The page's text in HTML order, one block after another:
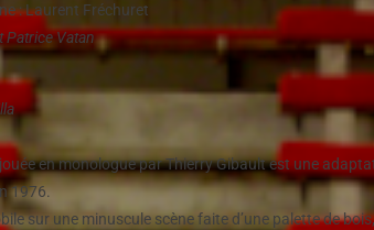
: Laurent Fréchuret
Patrice Vatan
en monologue par Thierry Gibault est une
1976.
sur une minuscule scène faite d’une palette de